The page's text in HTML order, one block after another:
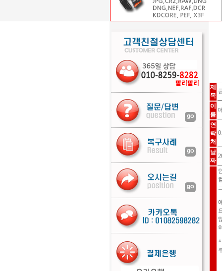
제
목
이
름
연
락
처
날
짜